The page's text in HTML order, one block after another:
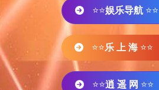
⭐⭐娱乐导航 ⭐⭐
⭐⭐乐 上 海 ⭐⭐
⭐⭐逍 遥 网 ⭐⭐